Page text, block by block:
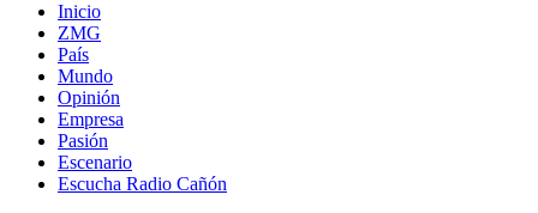
Inicio
ZMG
País
Mundo
Opinión
Empresa
Pasión
Escenario
Escucha Radio Cañón